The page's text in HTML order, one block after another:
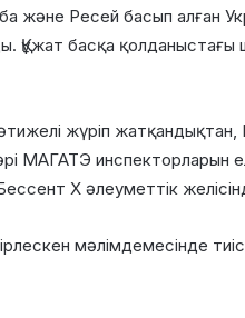
және Ресей басып алған
Құжат басқа
жүріп
МАГАТЭ инспекторларын
X әлеуметтік
мәлімдемесінде